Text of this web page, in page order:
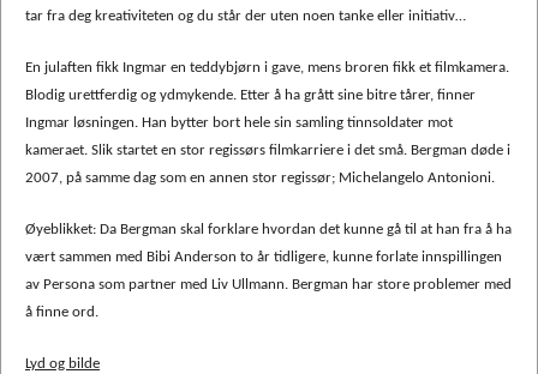
tar fra deg kreativiteten og du står der uten noen tanke eller initiativ…
En julaften fikk Ingmar en teddybjørn i gave, mens broren fikk et filmkamera.
Blodig urettferdig og ydmykende. Etter å ha grått sine bitre tårer, finner
Ingmar løsningen. Han bytter bort hele sin samling tinnsoldater mot
kameraet. Slik startet en stor regissørs filmkarriere i det små. Bergman døde i
2007, på samme dag som en annen stor regissør; Michelangelo Antonioni.
Øyeblikket: Da Bergman skal forklare hvordan det kunne gå til at han fra å ha
vært sammen med Bibi Anderson to år tidligere, kunne forlate innspillingen
av Persona som partner med Liv Ullmann. Bergman har store problemer med
å finne ord.
Lyd og bilde